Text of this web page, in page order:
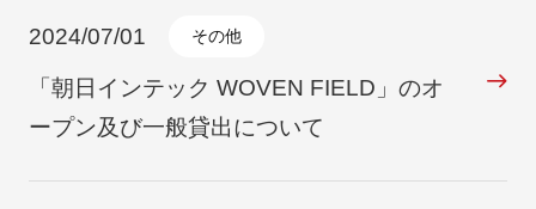
2024/07/01 その他
「朝日インテック WOVEN FIELD」のオ
ープン及び一般貸出について